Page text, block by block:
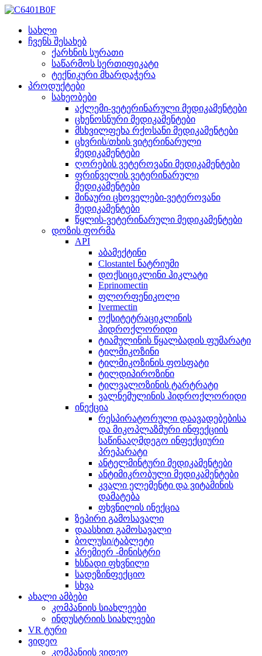
სახლი
ჩვენს შესახებ
ქარხნის სურათი
საწარმოს სერთიფიკატი
ტექნიკური მხარდაჭერა
პროდუქტები
სახეობები
აქლემი-ვეტერინარული მედიკამენტები
ცხენოსნური მედიკამენტები
მსხვილფეხა რქოსანი მედიკამენტები
ცხვრის/თხის ვიტერინარული
მედიკამენტები
ღორების ვეტეროვანი მედიკამენტები
ფრინველის ვეტერინარული
მედიკამენტები
შინაური ცხოველები-ვეტეროვანი
მედიკამენტები
წყლის-ვეტერინარული მედიკამენტები
დოზის ფორმა
API
აბამექტინი
Clostantel ნატრიუმი
დოქსიციკლინი ჰიკლატი
Eprinomectin
ფლორფენიკოლი
Ivermectin
ოქსიტეტრაციკლინის
ჰიდროქლორიდი
ტიამულინის წყალბადის ფუმარატი
ტილმიკოზინი
ტილმიკოზინის ფოსფატი
ტილდიპიროზინი
ტილვალოზინის ტარტრატი
ვალნემულინის ჰიდროქლორიდი
ინექცია
რესპირატორული დაავადებებისა
და მიკოპლაზმური ინფექციის
საწინააღმდეგო ინფექციური
პრეპარატი
ანტელმინტური მედიკამენტები
ანტიმიკრობული მედიკამენტები
კვალი ელემენტი და ვიტამინის
დამატება
ფხვნილის ინექცია
ზეპირი გამოსავალი
დაასხით გამოსავალი
ბოლუსი/ტაბლეტი
პრემიერ -მინისტრი
ხსნადი ფხვნილი
სადეზინფექციო
სხვა
ახალი ამბები
კომპანიის სიახლეები
ინდუსტრიის სიახლეები
VR ტური
ვიდეო
კომპანიის ვიდეო